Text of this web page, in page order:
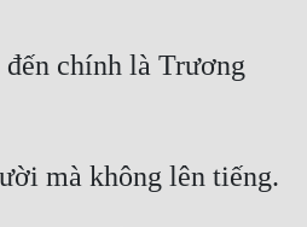
chính là Trương